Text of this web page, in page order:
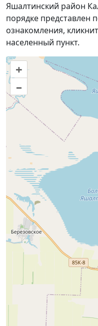
Яшалтинский район
порядке представлен
ознакомления,
населенный пункт.
+
–